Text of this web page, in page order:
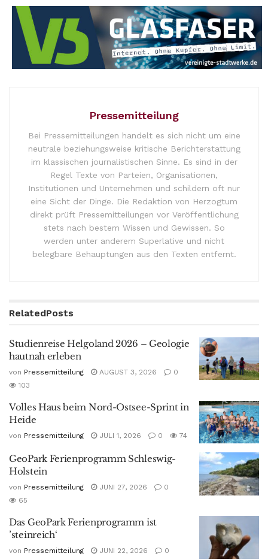
Pressemitteilung
Bei Pressemitteilungen handelt es sich nicht um eine
neutrale beziehungsweise kritische Berichterstattung
im klassischen journalistischen Sinne. Es sind in der
Regel Texte von Parteien, Organisationen,
Institutionen und Unternehmen und schildern oft nur
eine Sicht der Dinge. Die Redaktion von Herzogtum
direkt prüft Pressemitteilungen vor Veröffentlichung
stets nach bestem Wissen und Gewissen. So
werden unter anderem Superlative und nicht
belegbare Behauptungen aus den Texten entfernt.
RelatedPosts
Studienreise Helgoland 2026 – Geologie
hautnah erleben
von Pressemitteilung AUGUST 3, 2026
0
103
Volles Haus beim Nord-Ostsee-Sprint in
Heide
von Pressemitteilung JULI 1, 2026 0 74
GeoPark Ferienprogramm Schleswig-
Holstein
von Pressemitteilung JUNI 27, 2026
0
65
Das GeoPark Ferienprogramm ist
’steinreich‘
von Pressemitteilung JUNI 22, 2026
0